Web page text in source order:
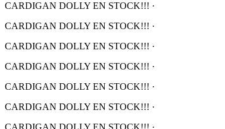
CARDIGAN DOLLY EN STOCK!!! ·
CARDIGAN DOLLY EN STOCK!!! ·
CARDIGAN DOLLY EN STOCK!!! ·
CARDIGAN DOLLY EN STOCK!!! ·
CARDIGAN DOLLY EN STOCK!!! ·
CARDIGAN DOLLY EN STOCK!!! ·
CARDIGAN DOLLY EN STOCK!!! ·